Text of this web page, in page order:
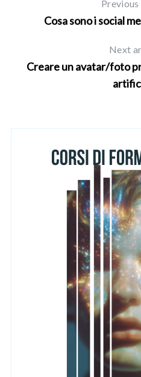
Cosa sono i social
Next
Creare un avatar/foto
r